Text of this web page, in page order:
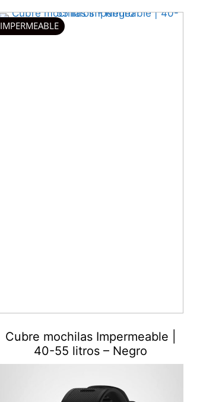
IMPERMEABLE
Cubre mochilas Impermeable |
40-55 litros – Negro